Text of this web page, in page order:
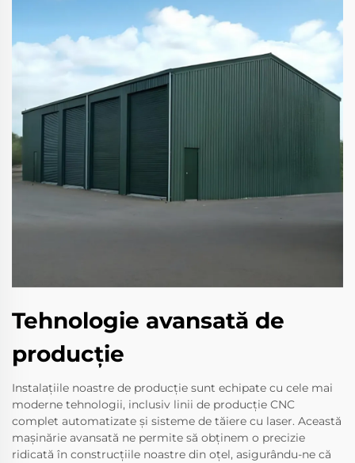
Tehnologie avansată de
producție
Instalațiile noastre de producție sunt echipate cu cele mai
moderne tehnologii, inclusiv linii de producție CNC
complet automatizate și sisteme de tăiere cu laser. Această
mașinărie avansată ne permite să obținem o precizie
ridicată în construcțiile noastre din oțel, asigurându-ne că